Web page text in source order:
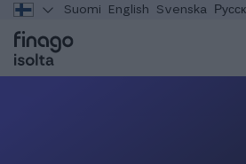
Suomi English Svenska